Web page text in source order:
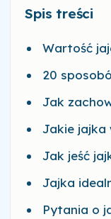
Spis treści
Wartość
20
Jak
Jakie jajka
Jak jeść
Jajka
Pytania o